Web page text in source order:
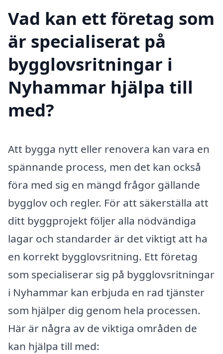
Vad kan ett företag som
är specialiserat på
bygglovsritningar i
Nyhammar hjälpa till
med?
Att bygga nytt eller renovera kan vara en
spännande process, men det kan också
föra med sig en mängd frågor gällande
bygglov och regler. För att säkerställa att
ditt byggprojekt följer alla nödvändiga
lagar och standarder är det viktigt att ha
en korrekt bygglovsritning. Ett företag
som specialiserar sig på bygglovsritningar
i Nyhammar kan erbjuda en rad tjänster
som hjälper dig genom hela processen.
Här är några av de viktiga områden de
kan hjälpa till med: